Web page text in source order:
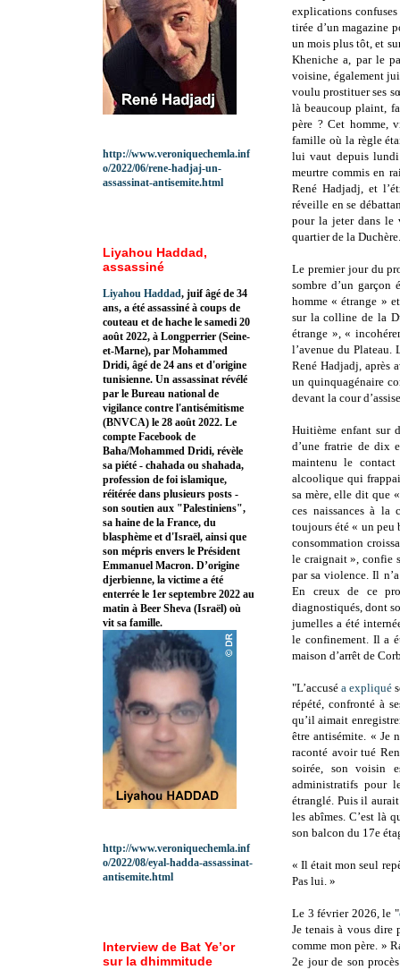
explications
tirée d’un magazine
un mois plus tôt, et
Kheniche a, par le
voisine, également
voulu prostituer ses
là beaucoup plaint,
père ? Cet homme,
famille où la règle
lui vaut depuis lundi
meurtre commis en
René Hadjadj, et
réveille en se
pour la jeter dans le
quartier de la
Le premier jour du
sombre d’un garçon
homme « étrange »
sur la colline de la
étrange », «
l’avenue du
René Hadjadj, après
un quinquagénaire
devant la cour
Huitième enfant sur
d’une fratrie de dix
maintenu le
alcoolique qui
sa mère, elle dit que
ces naissances à la
toujours été « un peu
consommation
le craignait », confie
par sa violence. Il
En creux de ce
diagnostiqués, dont
jumelles a été
le confinement. Il a
maison d’arrêt de
"L’accuséa expliqué
répété, confronté à
qu’il aimait
être antisémite. « Je
raconté avoir tué
soirée, son voisin
administratifs pour
étranglé. Puis il
les abîmes. C’est là
son balcon du 17e
« Il était mon seul
Pas lui. »
Le 3 février 2026, le "
Je tenais à vous dire
comme mon père. »
2e jour de son
http://www.veroniquechemla.inf
o/2022/06/rene-hadjaj-un-
assassinat-antisemite.html
Liyahou Haddad,
assassiné
Liyahou Haddad, juif âgé de 34
ans, a été assassiné à coups de
couteau et de hache le samedi 20
août 2022, à Longperrier (Seine-
et-Marne), par Mohammed
Dridi, âgé de 24 ans et d'origine
tunisienne. Un assassinat révélé
par le Bureau national de
vigilance contre l'antisémitisme
(BNVCA) le 28 août 2022. Le
compte Facebook de
Baha/Mohammed Dridi, révèle
sa piété - chahada ou shahada,
profession de foi islamique,
réitérée dans plusieurs posts -
son soutien aux "Palestiniens",
sa haine de la France, du
blasphème et d'Israël, ainsi que
son mépris envers le Président
Emmanuel Macron. D’origine
djerbienne, la victime a été
enterrée le 1er septembre 2022 au
matin à Beer Sheva (Israël) où
vit sa famille.
http://www.veroniquechemla.inf
o/2022/08/eyal-hadda-assassinat-
antisemite.html
Interview de Bat Ye’or
sur la dhimmitude